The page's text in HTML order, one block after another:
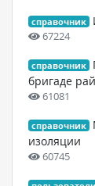
справочник
67224
справочник
бригаде
61081
справочник
изоляции
60745